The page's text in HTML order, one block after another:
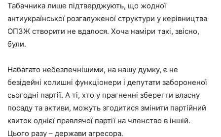
Табачника лише підтверджують, що жодної
антиукраїнської розгалуженої структури у керівництва
ОПЗЖ створити не вдалося. Хоча наміри такі, звісно,
були.
Набагато небезпечнішими, на нашу думку, є не
безідейні колишні функціонери і депутати забороненої
сьогодні партії. А ті, хто у прагненні зберегти власну
посаду та активи, можуть згодитися змінити партійний
квиток однієї правлячої партії на членство в іншій.
Цього разу – держави агресора.